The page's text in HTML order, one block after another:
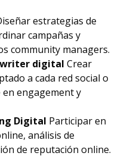
estrategias de
campañas y
community managers.
digital Crear
a cada red social o
engagement y
Digital Participar en
análisis de
de reputación online.